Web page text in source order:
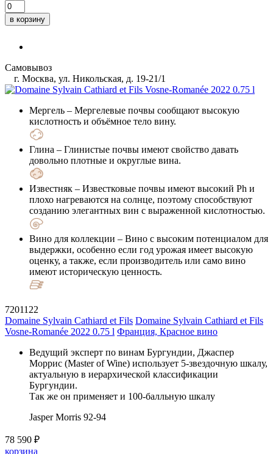
в корзину
Самовывоз
г. Москва, ул. Никольская, д. 19-21/1
Мергель – Мергелевые почвы сообщают высокую
кислотность и объёмное тело вину.
Глина – Глинистые почвы имеют свойство давать
довольно плотные и округлые вина.
Известняк – Известковые почвы имеют высокий Ph и
плохо нагреваются на солнце, поэтому способствуют
созданию элегантных вин с выраженной кислотностью.
Вино для коллекции – Вино с высоким потенциалом для
выдержки, особенно если год урожая имеет высокую
оценку, а также, если производитель или само вино
имеют историческую ценность.
7201122
Domaine Sylvain Cathiard et Fils Domaine Sylvain Cathiard et Fils
Vosne-Romanée 2022 0.75 l Франция, Красное вино
Ведущий эксперт по винам Бургундии, Джаспер
Моррис (Master of Wine) использует 5-звездочную шкалу,
актуальную в иерархической классификации
Бургундии.
Так же он применяет и 100-балльную шкалу
Jasper Morris 92-94
78 590 ₽
корзина